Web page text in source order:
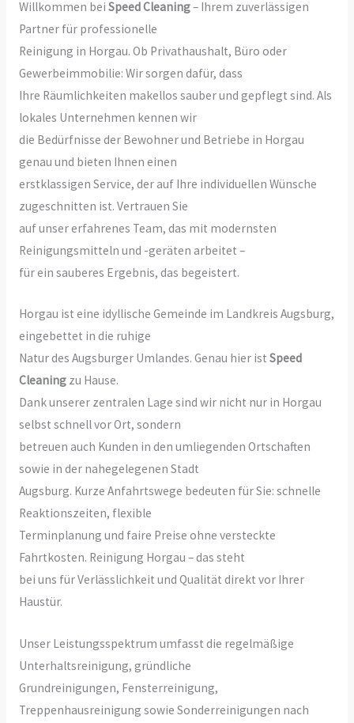
Willkommen bei Speed Cleaning– Ihrem zuverlässigen
Partner für professionelle
Reinigung in Horgau. Ob Privathaushalt, Büro oder
Gewerbeimmobilie: Wir sorgen dafür, dass
Ihre Räumlichkeiten makellos sauber und gepflegt sind. Als
lokales Unternehmen kennen wir
die Bedürfnisse der Bewohner und Betriebe in Horgau
genau und bieten Ihnen einen
erstklassigen Service, der auf Ihre individuellen Wünsche
zugeschnitten ist. Vertrauen Sie
auf unser erfahrenes Team, das mit modernsten
Reinigungsmitteln und -geräten arbeitet –
für ein sauberes Ergebnis, das begeistert.
Horgau ist eine idyllische Gemeinde im Landkreis Augsburg,
eingebettet in die ruhige
Natur des Augsburger Umlandes. Genau hier ist Speed
Cleaningzu Hause.
Dank unserer zentralen Lage sind wir nicht nur in Horgau
selbst schnell vor Ort, sondern
betreuen auch Kunden in den umliegenden Ortschaften
sowie in der nahegelegenen Stadt
Augsburg. Kurze Anfahrtswege bedeuten für Sie: schnelle
Reaktionszeiten, flexible
Terminplanung und faire Preise ohne versteckte
Fahrtkosten. Reinigung Horgau – das steht
bei uns für Verlässlichkeit und Qualität direkt vor Ihrer
Haustür.
Unser Leistungsspektrum umfasst die regelmäßige
Unterhaltsreinigung, gründliche
Grundreinigungen, Fensterreinigung,
Treppenhausreinigung sowie Sonderreinigungen nach